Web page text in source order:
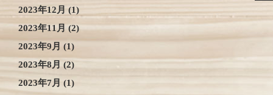
2023年12月 (1)
2023年11月 (2)
2023年9月 (1)
2023年8月 (2)
2023年7月 (1)